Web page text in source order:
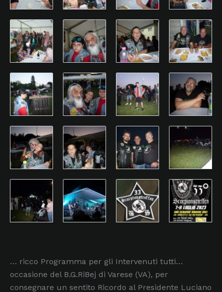
… ricco Programma per gli Intervenuti tutti…
occasione del B.G.RiBej di Varese (VA), per
consegnare un sentito Ricordo al Presidente Luciano